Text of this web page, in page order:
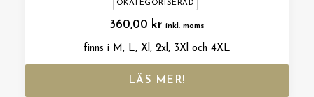
OKATEGORISERAD
360,00 kr inkl. moms
finns i M, L, Xl, 2xl, 3Xl och 4XL
LÄS MER!